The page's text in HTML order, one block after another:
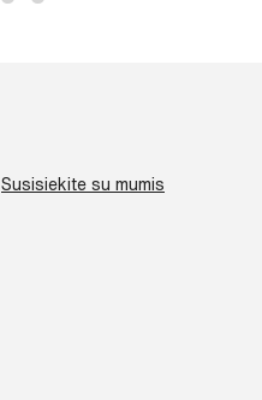
Susisiekite su mumis